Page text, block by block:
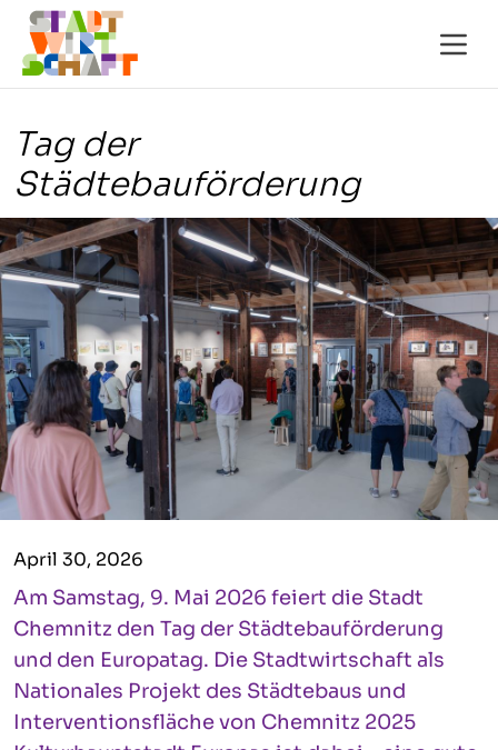
Tag der
Städtebauförderung
April 30, 2026
Am Samstag, 9. Mai 2026 feiert die Stadt
Chemnitz den Tag der Städtebauförderung
und den Europatag. Die Stadtwirtschaft als
Nationales Projekt des Städtebaus und
Interventionsfläche von Chemnitz 2025